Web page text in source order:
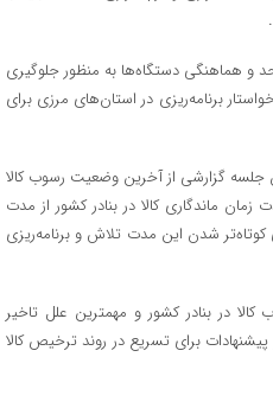
.
و هماهنگی دستگاه‌ها به منظور جلوگیری
برنامه‌ریزی در استان‌های مرزی برای
جلسه گزارشی از آخرین وضعیت رسوب کالا
ماندگاری کالا در بنادر کشور از مدت
کوتاه‌تر شدن این مدت تلاش و برنامه‌ریزی
در بنادر کشور و مهمترین علل تاخیر
پیشنهادات برای تسریع در روند ترخیص کالا